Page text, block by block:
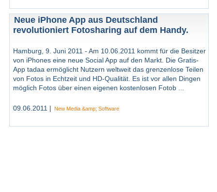
Neue iPhone App aus Deutschland
revolutioniert Fotosharing auf dem Handy.
Hamburg, 9. Juni 2011 - Am 10.06.2011 kommt für die Besitzer
von iPhones eine neue Social App auf den Markt. Die Gratis-
App tadaa ermöglicht Nutzern weltweit das grenzenlose Teilen
von Fotos in Echtzeit und HD-Qualität. Es ist vor allen Dingen
möglich Fotos über einen eigenen kostenlosen Fotob ...
09.06.2011 | New Media &amp; Software